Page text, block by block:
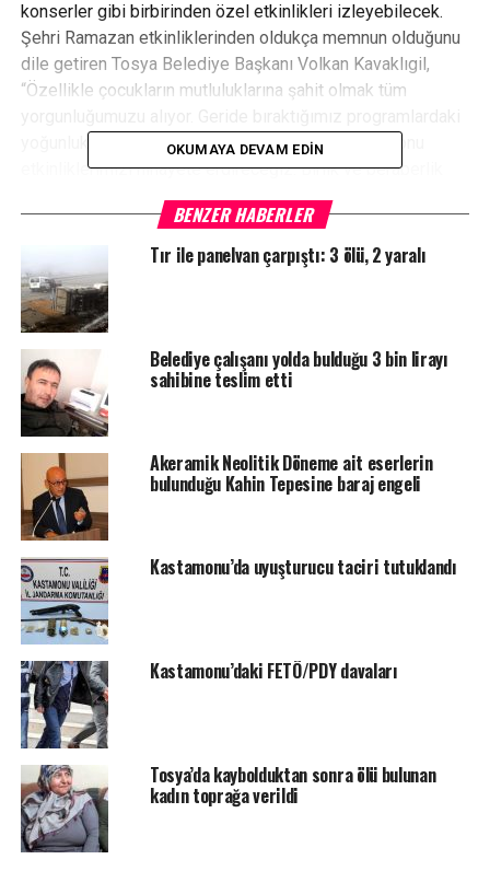
konserler gibi birbirinden özel etkinlikleri izleyebilecek.
Şehri Ramazan etkinliklerinden oldukça memnun olduğunu
dile getiren Tosya Belediye Başkanı Volkan Kavaklıgil,
“Özellikle çocukların mutluluklarına şahit olmak tüm
yoğunluk ve canlılık görülmeye değerdi. Bu haftasonu
etkinliklerimizi nihayete erdireceğiz. Birlik ve beraberlik
içerisinde bizlerle birlikte bu organizasyona katılan
hemşerilerimize ve emeği geçen tüm arkadaşlarımıza
teşekkür ediyorum” diye konuştu.
YORUMLAR
Facebook Yorumları
ETIKETLER KASTAMONU RAMAZAN TOSYA
SONRAKI HABER
Taşköprü Belediyesi 5 bin kişilik toplu iftar verdi
ÖNCEKI HABER
Tosya Belediyesi bin çocuğa ücretsiz sinema izletti
OKUMAYA DEVAM EDIN
BENZER HABERLER
Tır ile panelvan çarpıştı: 3 ölü, 2 yaralı
Belediye çalışanı yolda bulduğu 3 bin lirayı
sahibine teslim etti
Akeramik Neolitik Döneme ait eserlerin
bulunduğu Kahin Tepesine baraj engeli
Kastamonu’da uyuşturucu taciri tutuklandı
Kastamonu’daki FETÖ/PDY davaları
Tosya’da kaybolduktan sonra ölü bulunan
kadın toprağa verildi